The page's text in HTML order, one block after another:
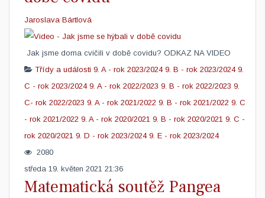
Jaroslava Bártlová
Jak jsme doma cvičili v době covidu? ODKAZ NA VIDEO
Třídy a události 9. A - rok 2023/2024 9. B - rok 2023/2024 9.
C - rok 2023/2024 9. A - rok 2022/2023 9. B - rok 2022/2023 9.
C- rok 2022/2023 9. A - rok 2021/2022 9. B - rok 2021/2022 9. C
- rok 2021/2022 9. A - rok 2020/2021 9. B - rok 2020/2021 9. C -
rok 2020/2021 9. D - rok 2023/2024 9. E - rok 2023/2024
2080
středa 19. květen 2021 21:36
Matematická soutěž Pangea